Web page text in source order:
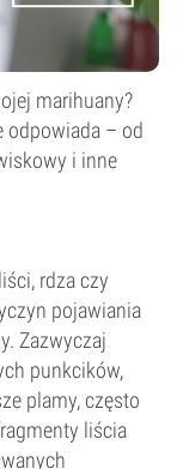
marihuany?
odpowiada – od
i inne
rdza czy
pojawiania
Zazwyczaj
punkcików,
plamy, często
liścia